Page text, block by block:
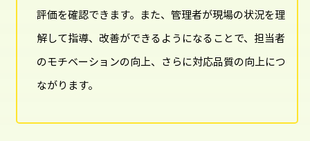
評価を確認できます。また、管理者が現場の状況を理
解して指導、改善ができるようになることで、担当者
のモチベーションの向上、さらに対応品質の向上につ
ながります。